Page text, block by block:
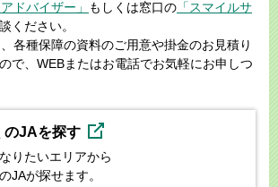
ドバイザー」 もしくは窓口の 「スマイルサ
ください。
各種保障の資料のご用意や掛金のお見積り
で、WEBまたはお電話でお気軽にお申しつ
のJAを探す
りたいエリアから
JAが探せます。